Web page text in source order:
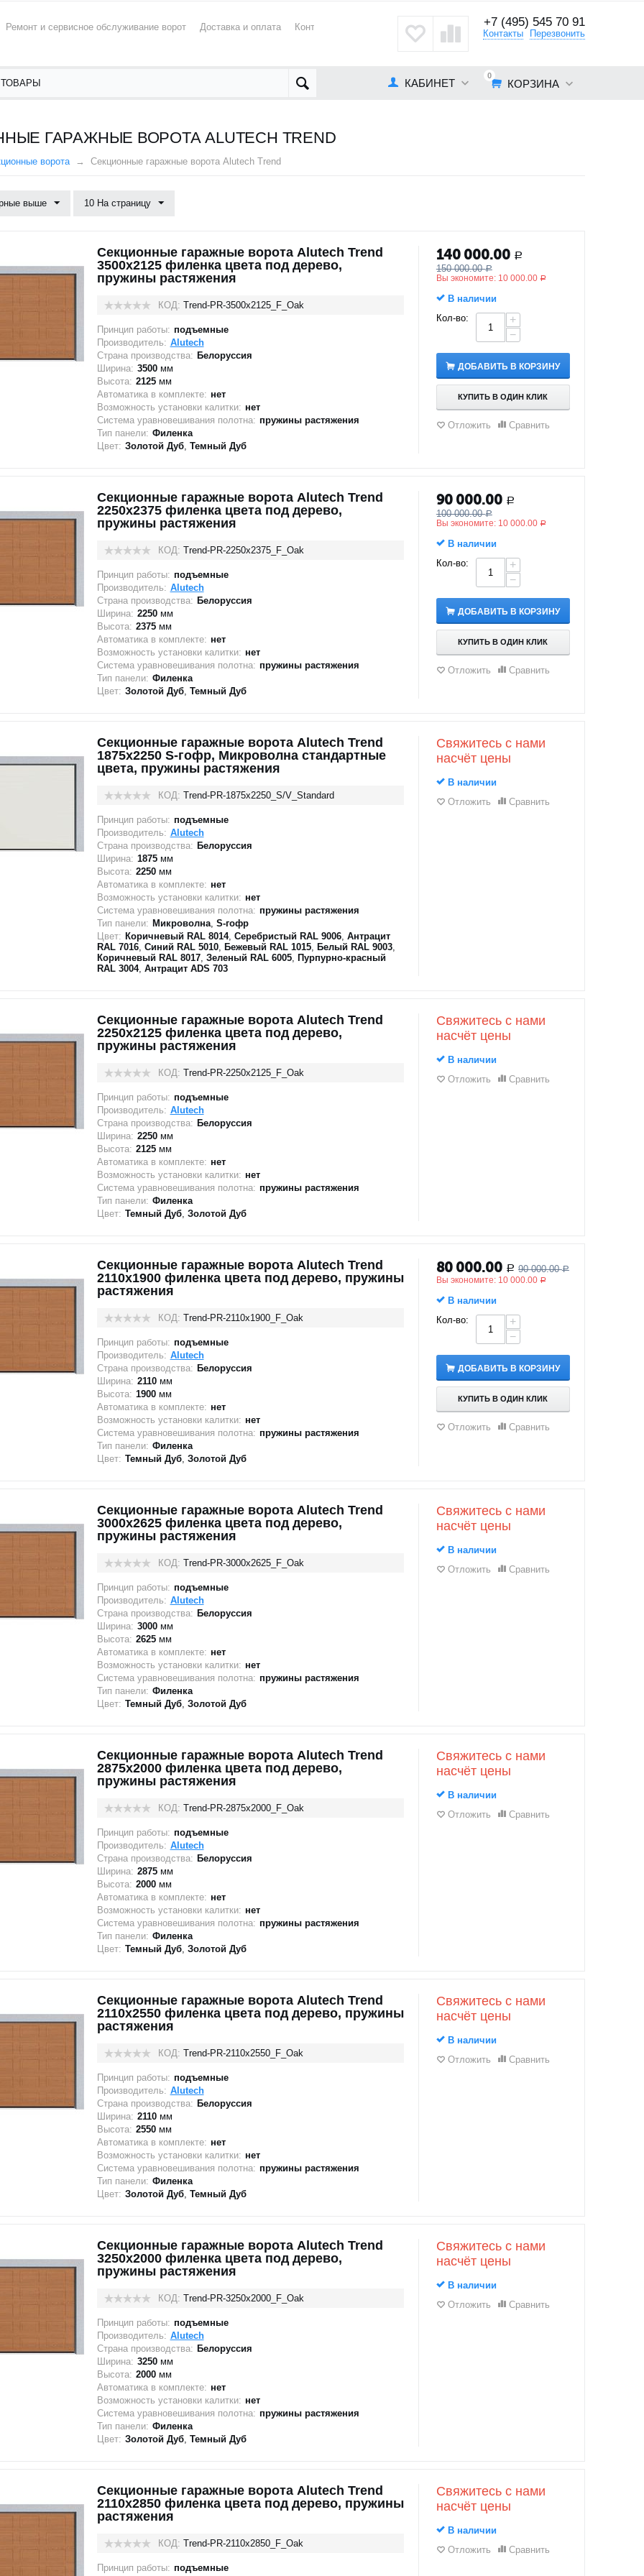
Ремонт и сервисное обслуживание ворот Доставка и оплата Контакты +7 (495) 545 70 91
Контакты Перезвонить
0
КОРЗИНА
КАБИНЕТ
ГАРАЖНЫЕ ВОРОТА ALUTECH TREND
ворота Секционные гаражные ворота Alutech Trend
выше 10 На страницу
Секционные гаражные ворота Alutech Trend
3500x2125 филенка цвета под дерево,
пружины растяжения
КОД: Trend-PR-3500х2125_F_Oak
Принцип работы: подъемные
Производитель: Alutech
Страна производства: Белоруссия
Ширина: 3500мм
Высота: 2125мм
Автоматика в комплекте: нет
Возможность установки калитки: нет
Система уравновешивания полотна: пружины растяжения
Тип панели: Филенка
Цвет: Золотой Дуб, Темный Дуб
140 000.00 Р
150 000.00 Р
Вы экономите: 10 000.00 Р
В наличии
Кол-во:
+
−
ДОБАВИТЬ В КОРЗИНУ
КУПИТЬ В ОДИН КЛИК
Отложить Сравнить
Секционные гаражные ворота Alutech Trend
2250x2375 филенка цвета под дерево,
пружины растяжения
КОД: Trend-PR-2250х2375_F_Oak
Принцип работы: подъемные
Производитель: Alutech
Страна производства: Белоруссия
Ширина: 2250мм
Высота: 2375мм
Автоматика в комплекте: нет
Возможность установки калитки: нет
Система уравновешивания полотна: пружины растяжения
Тип панели: Филенка
Цвет: Золотой Дуб, Темный Дуб
90 000.00 Р
100 000.00 Р
Вы экономите: 10 000.00 Р
В наличии
Кол-во:
+
−
ДОБАВИТЬ В КОРЗИНУ
КУПИТЬ В ОДИН КЛИК
Отложить Сравнить
Секционные гаражные ворота Alutech Trend
1875x2250 S-гофр, Микроволна стандартные
цвета, пружины растяжения
КОД: Trend-PR-1875х2250_S/V_Standard
Принцип работы: подъемные
Производитель: Alutech
Страна производства: Белоруссия
Ширина: 1875мм
Высота: 2250мм
Автоматика в комплекте: нет
Возможность установки калитки: нет
Система уравновешивания полотна: пружины растяжения
Тип панели: Микроволна, S-гофр
Цвет: Коричневый RAL 8014, Серебристый RAL 9006, Антрацит
RAL 7016, Синий RAL 5010, Бежевый RAL 1015, Белый RAL 9003,
Коричневый RAL 8017, Зеленый RAL 6005, Пурпурно-красный
RAL 3004, Антрацит ADS 703
Свяжитесь с нами
насчёт цены
В наличии
Отложить
Сравнить
Секционные гаражные ворота Alutech Trend
2250x2125 филенка цвета под дерево,
пружины растяжения
КОД: Trend-PR-2250х2125_F_Oak
Принцип работы: подъемные
Производитель: Alutech
Страна производства: Белоруссия
Ширина: 2250мм
Высота: 2125мм
Автоматика в комплекте: нет
Возможность установки калитки: нет
Система уравновешивания полотна: пружины растяжения
Тип панели: Филенка
Цвет: Темный Дуб, Золотой Дуб
Свяжитесь с нами
насчёт цены
В наличии
Отложить
Сравнить
Секционные гаражные ворота Alutech Trend
2110x1900 филенка цвета под дерево, пружины
растяжения
КОД: Trend-PR-2110х1900_F_Oak
Принцип работы: подъемные
Производитель: Alutech
Страна производства: Белоруссия
Ширина: 2110мм
Высота: 1900мм
Автоматика в комплекте: нет
Возможность установки калитки: нет
Система уравновешивания полотна: пружины растяжения
Тип панели: Филенка
Цвет: Темный Дуб, Золотой Дуб
80 000.00 Р 90 000.00 Р
Вы экономите: 10 000.00 Р
В наличии
Кол-во:
+
−
ДОБАВИТЬ В КОРЗИНУ
КУПИТЬ В ОДИН КЛИК
Отложить Сравнить
Секционные гаражные ворота Alutech Trend
3000x2625 филенка цвета под дерево,
пружины растяжения
КОД: Trend-PR-3000х2625_F_Oak
Принцип работы: подъемные
Производитель: Alutech
Страна производства: Белоруссия
Ширина: 3000мм
Высота: 2625мм
Автоматика в комплекте: нет
Возможность установки калитки: нет
Система уравновешивания полотна: пружины растяжения
Тип панели: Филенка
Цвет: Темный Дуб, Золотой Дуб
Свяжитесь с нами
насчёт цены
В наличии
Отложить
Сравнить
Секционные гаражные ворота Alutech Trend
2875x2000 филенка цвета под дерево,
пружины растяжения
КОД: Trend-PR-2875х2000_F_Oak
Принцип работы: подъемные
Производитель: Alutech
Страна производства: Белоруссия
Ширина: 2875мм
Высота: 2000мм
Автоматика в комплекте: нет
Возможность установки калитки: нет
Система уравновешивания полотна: пружины растяжения
Тип панели: Филенка
Цвет: Темный Дуб, Золотой Дуб
Свяжитесь с нами
насчёт цены
В наличии
Отложить
Сравнить
Секционные гаражные ворота Alutech Trend
2110x2550 филенка цвета под дерево, пружины
растяжения
КОД: Trend-PR-2110х2550_F_Oak
Принцип работы: подъемные
Производитель: Alutech
Страна производства: Белоруссия
Ширина: 2110мм
Высота: 2550мм
Автоматика в комплекте: нет
Возможность установки калитки: нет
Система уравновешивания полотна: пружины растяжения
Тип панели: Филенка
Цвет: Золотой Дуб, Темный Дуб
Свяжитесь с нами
насчёт цены
В наличии
Отложить
Сравнить
Секционные гаражные ворота Alutech Trend
3250x2000 филенка цвета под дерево,
пружины растяжения
КОД: Trend-PR-3250х2000_F_Oak
Принцип работы: подъемные
Производитель: Alutech
Страна производства: Белоруссия
Ширина: 3250мм
Высота: 2000мм
Автоматика в комплекте: нет
Возможность установки калитки: нет
Система уравновешивания полотна: пружины растяжения
Тип панели: Филенка
Цвет: Золотой Дуб, Темный Дуб
Свяжитесь с нами
насчёт цены
В наличии
Отложить
Сравнить
Секционные гаражные ворота Alutech Trend
2110x2850 филенка цвета под дерево, пружины
растяжения
КОД: Trend-PR-2110х2850_F_Oak
Принцип работы: подъемные
Свяжитесь с нами
насчёт цены
В наличии
Отложить
Сравнить